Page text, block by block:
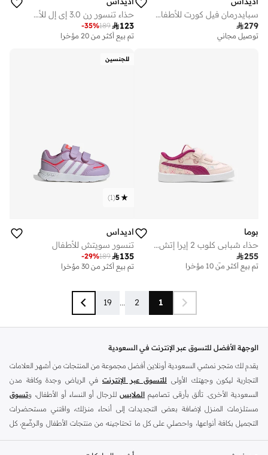
سبايدرمان فيل كورت للأطفال الرضع
279
توصيل مجاني
حذاء تنسور رن 3.0 إي إل للأطفال
123
189
-35%
تم بيع أكثر من 20 مؤخرا
بوما
حذاء شبابي كلوب 2 إيرا إتش كيه آند إف آر 2 في للاطفال
255
توصيل مجاني
تم بيع أكثر من 10 مؤخرا
للجنسين
5
(
1
)
اديداس
تنسور سويتش للأطفال
135
189
-29%
تم بيع أكثر من 30 مؤخرا
1
2
...
19
الوجهة الأفضل للتسوق عبر الإنترنت في السعودية
يقدم لك متجر نمشي السعودية أونلاين أفضل مجموعة من المنتجات من أشهر العلامات
التجارية ليكون وجهتك الأولى للتسوق عبر الإنترنت في الرياض وجدة وكافة مدن
السعودية الأخرى. تألق بأرقى تصاميم الملابس للرجال أو النساء أو الأطفال، وتسوق
مستلزمات المنزل لإضافة بعض التجديدات إلى أنحاء منزلك، واقتني مستحضرات
التجميل بكافة أنواعها، واحصلي على كل ما تحتاجينه من منتجات الأطفال والرضّع، كل